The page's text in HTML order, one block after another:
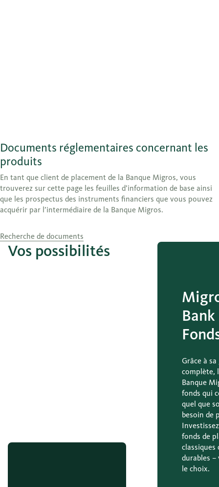
Documents réglementaires concernant les
produits
En tant que client de placement de la Banque Migros, vous
trouverez sur cette page les feuilles d’information de base ainsi
que les prospectus des instruments financiers que vous pouvez
acquérir par l’intermédiaire de la Banque Migros.
Recherche de documents
Vos possibilités
Bank
Grâce à
complète,
Banque
fonds qui
quel que
besoin de
fonds de
classiques
durables –
le choix.